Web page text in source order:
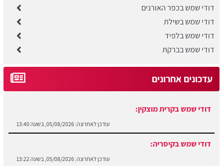
דודי שמש בכפר האורנים
דודי שמש בשילת
דודי שמש בלפיד
דודי שמש בברקת
עדכונים אחרונים
דודי שמש בקרית מוצקין:
עודכן לאחרונה: 05/08/2026, בשעה 13:40
דודי שמש בקיסריה:
עודכן לאחרונה: 05/08/2026, בשעה 13:22